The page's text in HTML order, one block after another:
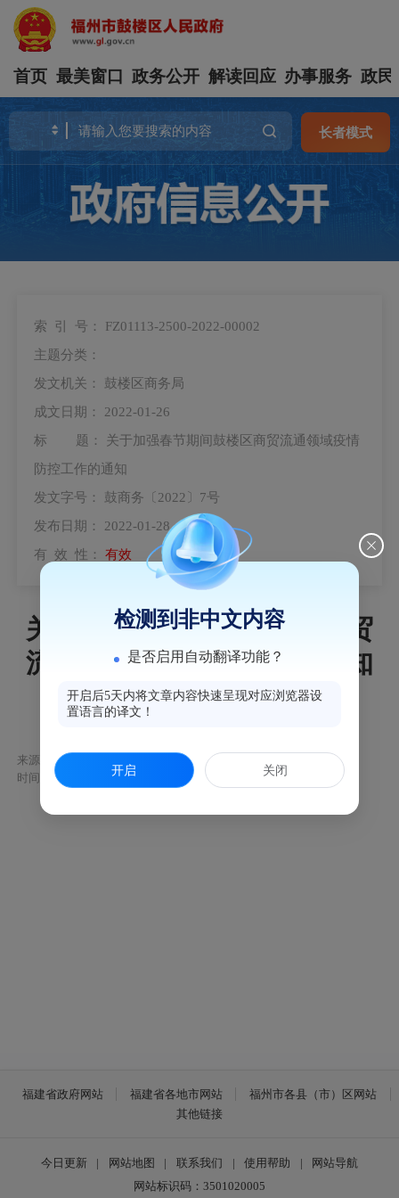
首页 最美窗口 政务公开 解读回应 办事服务 政民
长者模式
索 引 号： FZ01113-2500-2022-00002
主题分类：
发文机关： 鼓楼区商务局
成文日期： 2022-01-26
标 题： 关于加强春节期间鼓楼区商贸流通领域疫情
防控工作的通知
发文字号： 鼓商务〔2022〕7号
发布日期： 2022-01-28
有 效 性： 有效
关于加强春节期间鼓楼区商贸
流通领域疫情防控工作的通知
鼓商务〔2022〕7号
来源：鼓楼区
时间：2022-01-28 15:49
福建省政府网站 福建省各地市网站
福州市各县（市）区网站
其他链接
今日更新 | 网站地图 | 联系我们 | 使用帮助 |
网站导航
网站标识码：3501020005
检测到非中文内容
是否启用自动翻译功能？
开启后5天内将文章内容快速呈现对应浏览器设
置语言的译文！
开启 关闭